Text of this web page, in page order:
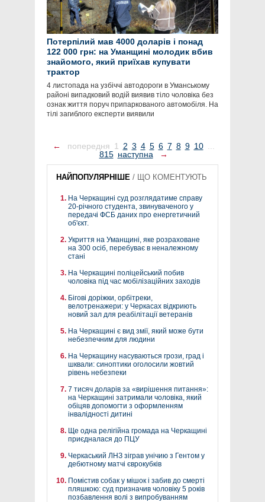
Потерпілий мав 4000 доларів і понад
122 000 грн: на Уманщині молодик вбив
знайомого, який приїхав купувати
трактор
4 листопада на узбіччі автодороги в Уманському
районі випадковий водій виявив тіло чоловіка без
ознак життя поруч припаркованого автомобіля. На
тілі загиблого експерти виявили
← попередня 1 2 3 4 5 6 7 8 9 10 ...
815 наступна →
НАЙПОПУЛЯРНІШЕ / ЩО КОМЕНТУЮТЬ
На Черкащині суд розглядатиме справу
20-річного студента, звинуваченого у
передачі ФСБ даних про енергетичний
об'єкт.
Укриття на Уманщині, яке розраховане
на 300 осіб, перебуває в неналежному
стані
На Черкащині поліцейський побив
чоловіка під час мобілізаційних заходів
Бігові доріжки, орбітреки,
велотренажери: у Черкасах відкриють
новий зал для реабілітації ветеранів
На Черкащині є вид змії, який може бути
небезпечним для людини
На Черкащину насуваються грози, град і
шквали: синоптики оголосили жовтий
рівень небезпеки
7 тисяч доларів за «вирішення питання»:
на Черкащині затримали чоловіка, який
обіцяв допомогти з оформленням
інвалідності дитині
Ще одна релігійна громада на Черкащині
приєдналася до ПЦУ
Черкаський ЛНЗ зіграв унічию з Гентом у
дебютному матчі єврокубків
Помістив собак у мішок і забив до смерті
пляшкою: суд призначив чоловіку 5 років
позбавлення волі з випробуванням